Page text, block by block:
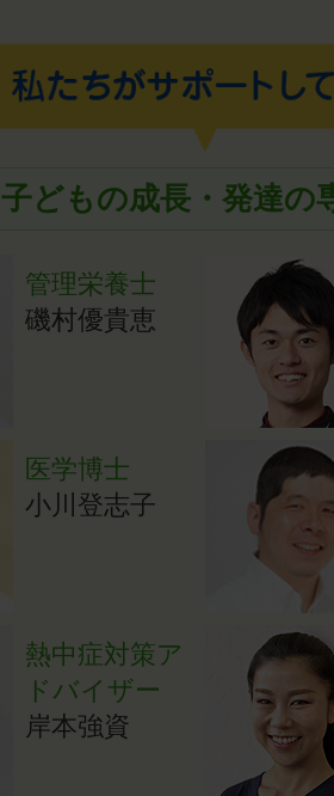
子どもの成長・発達の
管理栄養士
磯村優貴恵
医学博士
小川登志子
熱中症対策ア
ドバイザー
岸本強資